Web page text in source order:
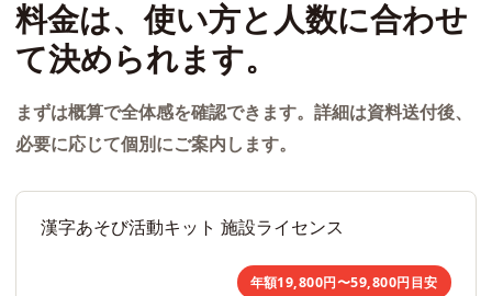
料金は、使い方と人数に合わせ
て決められます。
まずは概算で全体感を確認できます。詳細は資料送付後、
必要に応じて個別にご案内します。
漢字あそび活動キット 施設ライセンス
年額19,800円〜59,800円目安